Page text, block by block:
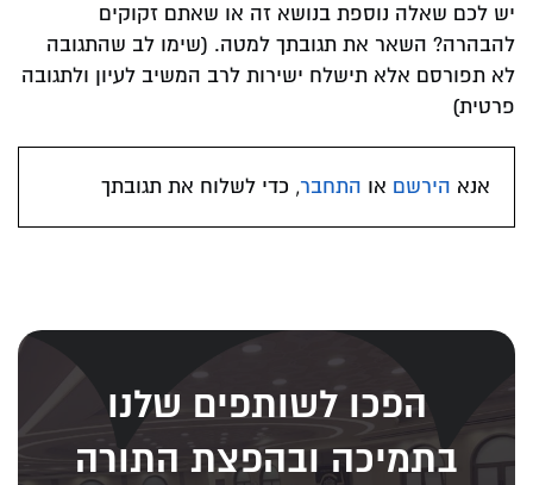
יש לכם שאלה נוספת בנושא זה או שאתם זקוקים
להבהרה? השאר את תגובתך למטה. (שימו לב שהתגובה
לא תפורסם אלא תישלח ישירות לרב המשיב לעיון ולתגובה
פרטית)
אנא הירשם או התחבר, כדי לשלוח את תגובתך
הפכו לשותפים שלנו
בתמיכה ובהפצת התורה